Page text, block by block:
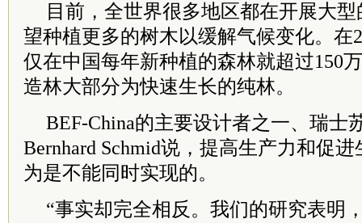
目前，全世界很多地区都在开展大
望种植更多的树木以缓解气候变化。在
仅在中国每年新种植的森林就超过150
造林大部分为快速生长的纯林。
BEF-China的主要设计者之一、瑞士
Bernhard Schmid说，提高生产力和促
为是不能同时实现的。
“事实却完全相反。我们的研究表明